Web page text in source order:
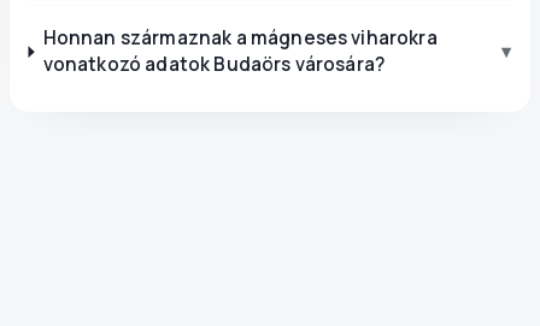
Honnan származnak a mágneses viharokra
vonatkozó adatok Budaörs városára?
▾